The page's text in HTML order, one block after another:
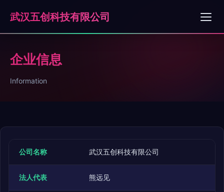
武汉五创科技有限公司
企业信息
Information
公司名称 武汉五创科技有限公司
法人代表 熊远见